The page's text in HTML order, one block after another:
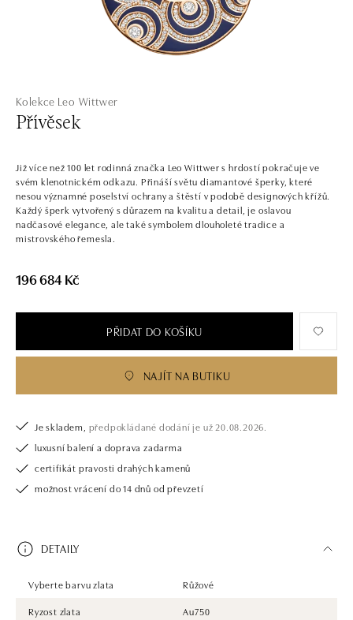
Kolekce Leo Wittwer
Přívěsek
Již více než 100 let rodinná značka Leo Wittwer s hrdostí pokračuje ve
svém klenotnickém odkazu. Přináší světu diamantové šperky, které
nesou významné poselství ochrany a štěstí v podobě designových křížů.
Každý šperk vytvořený s důrazem na kvalitu a detail, je oslavou
nadčasové elegance, ale také symbolem dlouholeté tradice a
mistrovského řemesla.
196 684 Kč
PŘIDAT DO KOŠÍKU
NAJÍT NA BUTIKU
Je skladem, předpokládané dodání je už 20.08.2026.
luxusní balení a doprava zadarma
certifikát pravosti drahých kamenů
možnost vrácení do 14 dnů od převzetí
DETAILY
Vyberte barvu zlata
Růžové
Ryzost zlata
Au750